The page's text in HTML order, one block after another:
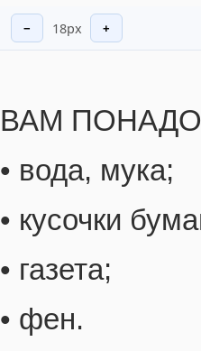
− 18px +
ВАМ
• вода, мука;
• кусочки
• газета;
• фен.